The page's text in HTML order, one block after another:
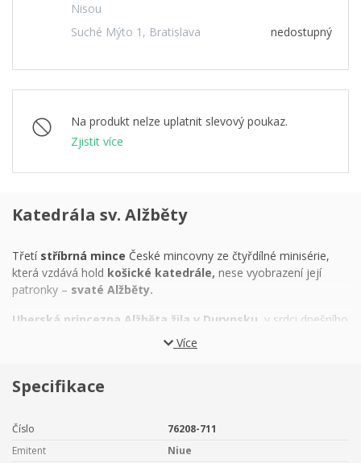
Nisou
Suché Mýto 1, Bratislava nedostupný
Na produkt nelze uplatnit slevový poukaz.
Zjistit více
Katedrála sv. Alžběty
Třetí stříbrná mince České mincovny ze čtyřdílné minisérie,
která vzdává hold košické katedrále, nese vyobrazení její
patronky – svaté Alžběty.
Uherská princezna Alžběta žila v Durynsku, v srdci dnešního
Německa, se svým manželem lantkrabětem Ludvíkem IV. Místní
šlechtě byla trnem v oku, protože navzdory urozenému původu,
udržovala dobré vztahy se služebnictvem, ke kterému se
panské sýpky dokořán. Aby chudákům poskytla příležitost k
obživě, najímala je ke stavbě silnic a mostů. Zakládala
nemocnice a do vlastní postele neváhala uložit malomocného...
Více
Specifikace
Číslo
76208-711
Emitent
Niue